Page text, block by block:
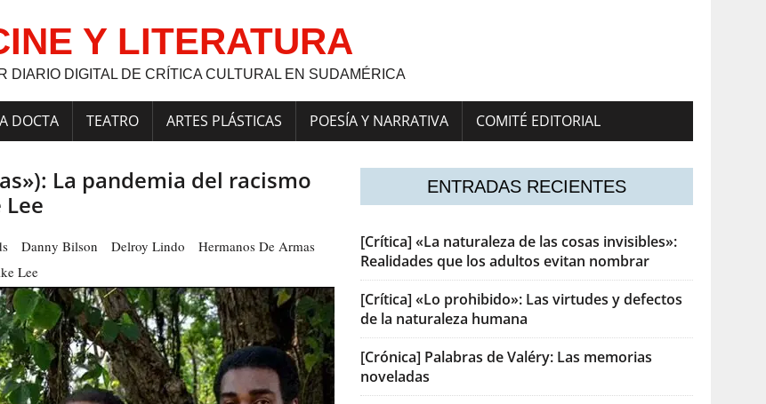
Y LITERATURA
DIARIO DIGITAL DE CRÍTICA CULTURAL EN SUDAMÉRICA
DOCTA TEATRO ARTES PLÁSTICAS POESÍA Y NARRATIVA COMITÉ EDITORIAL
La pandemia del racismo
Danny Bilson Delroy Lindo
Hermanos De Armas
Lee
ENTRADAS RECIENTES
[Crítica] «La naturaleza de las cosas invisibles»:
Realidades que los adultos evitan nombrar
[Crítica] «Lo prohibido»: Las virtudes y defectos
de la naturaleza humana
[Crónica] Palabras de Valéry: Las memorias
noveladas